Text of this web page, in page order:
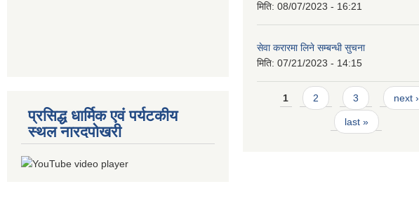
प्रसिद्ध धार्मिक एवं पर्यटकीय
स्थल नारदपोखरी
मिति: 08/07/2023 - 16:21
सेवा करारमा लिने सम्बन्धी सुचना
मिति: 07/21/2023 - 14:15
Pages
1 2 3 next ›
last »